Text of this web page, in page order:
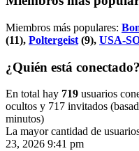
Miembros más populares:
(11), Poltergeist (9), USA-
¿Quién está conectado?
En total hay 719 usuarios
ocultos y 717 invitados
minutos)
La mayor cantidad de
23, 2026 9:41 pm